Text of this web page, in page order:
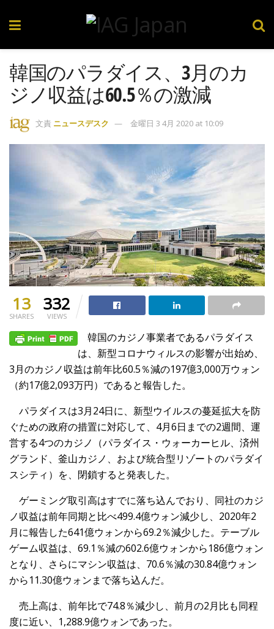
韓国のパラダイス、3月のカ
ジノ収益は60.5％の激減
文責 ニュースデスク 金曜日 3 4月 2020 at 10:09
13
SHARES
332
VIEWS
韓国のカジノ事業者であるパラダイス
は、 新型コロナウィルスの影響が出始め、
3月のカジノ収益は前年比60.5％減の197億3,000万ウォン
（約17億2,093万円）であると報告した。
パラダイスは3月24日に、 新型ウイルスの蔓延拡大を防
ぐための政府の措置に対応して、 4月6日までの2週間、運
営する4つのカジノ（パラダイス・ ウォーカーヒル、済州
グランド、釜山カジノ、 および統合型リゾートのパラダイ
スシティ）を、 閉鎖すると発表した。
ゲーミング取引高はすでに落ち込んでおり、 同社のカジ
ノ収益は前年同期と比べ499.4億ウォン減少し、 2020年2
月に報告した641億ウォンから69.2％減少した。テーブル
ゲーム収益は、69.1％減の602.6億ウォンから186億ウォン
となり、さらにマシン収益は、 70.6％減の30.84億ウォン
から11.30億ウォンまで落ち込んだ。
売上高は、前年比で74.8％減少し、 前月の2月比も同程
度に近い、1,288.9億ウォンであった。